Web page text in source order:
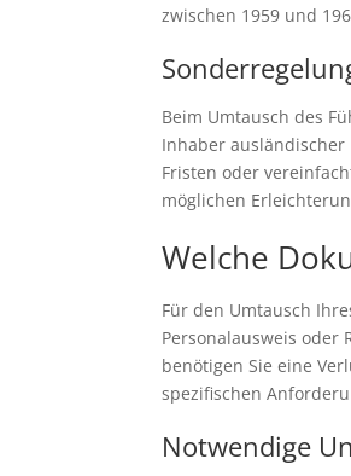
zwischen 1959 und
Beim Umtausch des
Inhaber ausländischer
Fristen oder
möglichen
Welche
Für den Umtausch
Personalausweis oder
benötigen Sie eine
spezifischen
Notwendige